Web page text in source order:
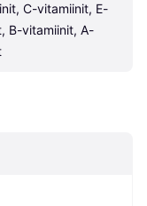
C-vitamiinit, E-
B-vitamiinit, A-